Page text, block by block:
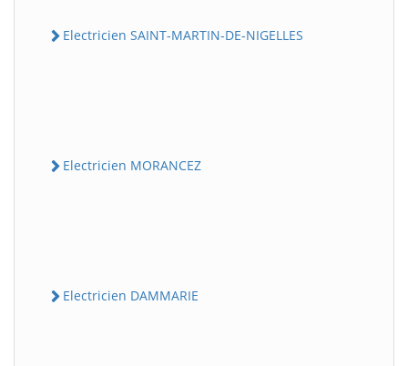
Electricien SAINT-MARTIN-DE-NIGELLES
Electricien MORANCEZ
Electricien DAMMARIE